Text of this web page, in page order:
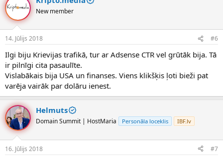
New member
14. Jūlijs 2018 #6
Ilgi biju Krievijas trafikā, tur ar Adsense CTR vel grūtāk bija. Tā
ir pilnīgi cita pasaulīte.
Vislabākais bija USA un finanses. Viens klikšķis ļoti bieži pat
varēja vairāk par dolāru ienest.
Helmuts
Domain Summit | HostMaria Personāla loceklis IBF.lv
16. Jūlijs 2018 #7